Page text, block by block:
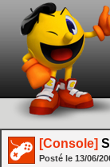
[Console]
Posté le 13/06/